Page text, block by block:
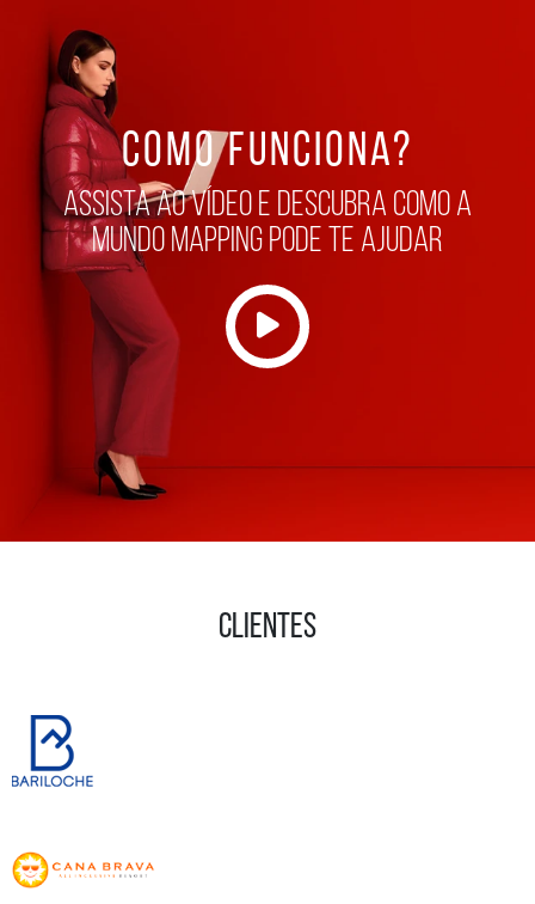
COMO FUNCIONA?
assista ao vídeo e descubra como a
mundo mapping pode te ajudar
CLIENTES